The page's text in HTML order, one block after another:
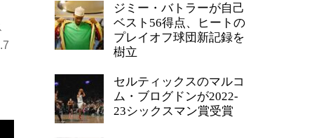
ジミー・バトラーが自己
ベスト56得点、ヒートの
プレイオフ球団新記録を
樹立
セルティックスのマルコ
ム・ブログドンが2022-
23シックスマン賞受賞